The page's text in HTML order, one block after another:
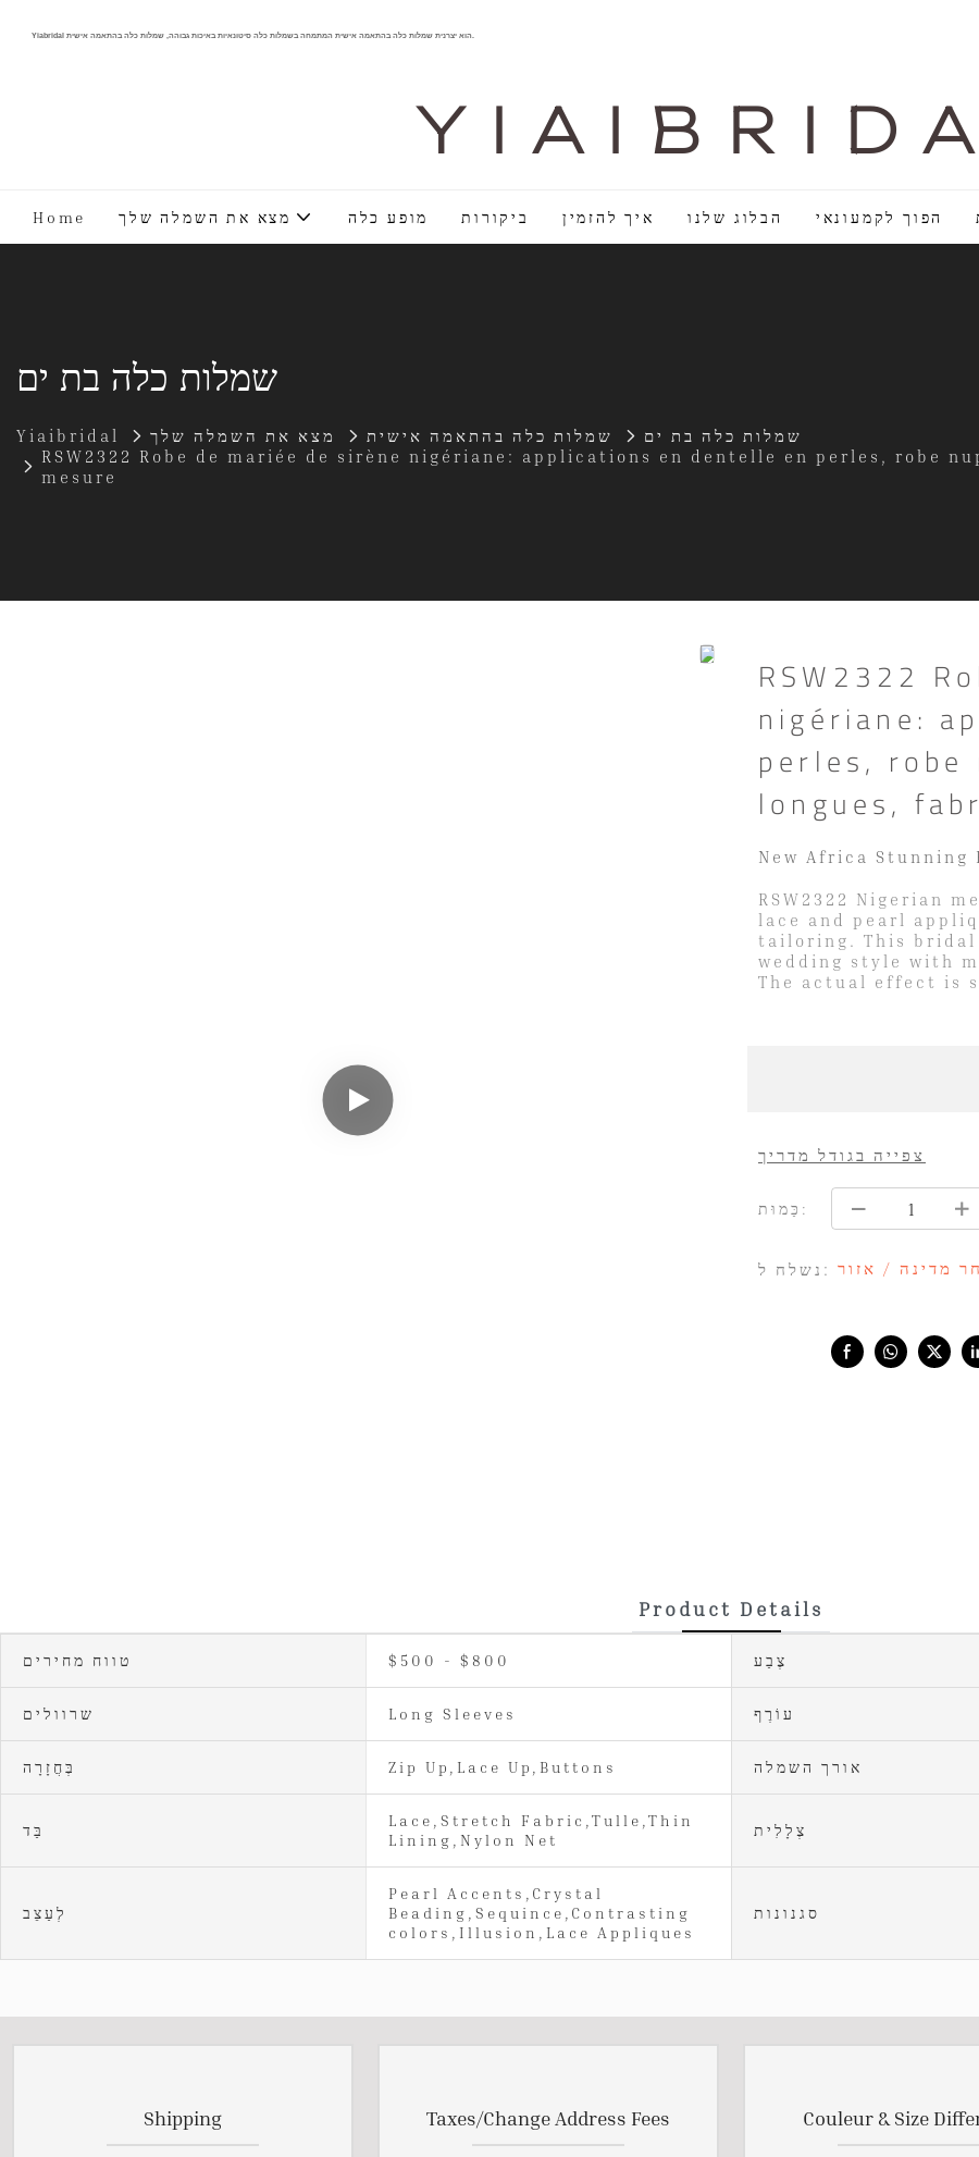
Yiabridal הוא יצרנית שמלות כלה בהתאמה אישית המתמחה בשמלות כלה סיטונאיות באיכות גבוהה, שמלות כלה בהתאמה אישית.
Y I A I B R I D
Home מצא את השמלה שלך מופע כלה ביקורות איך להזמין הבלוג שלנו הפוך לקמעונאי
שמלות כלה בת ים
Yiaibridal מצא את השמלה שלך שמלות כלה בהתאמה אישית
שמלות כלה בת ים
RSW2322 Robe de mariée de sirène nigériane: applications en dentelle en perles, robe
mesure
RSW2322
nigériane:
perles, robe
longues,
New Africa Stunning
RSW2322 Nigerian
lace and pearl
tailoring. This bridal
wedding style with
The actual effect is
כַּמוּת:
נשלח ל: מדינה / אזור
צפייה בגודל מדריך
Product Details
טווח מחירים $500 - $800 צֶבַע
שרוולים Long Sleeves עוֹרֶף
בְּחֲזָרָה Zip Up,Lace Up,Buttons אורך השמלה
בַּד
Lace,Stretch Fabric,Tulle,Thin
Lining,Nylon Net
צְלָלִית
לְעַצֵב
Pearl Accents,Crystal
Beading,Sequince,Contrasting
colors,Illusion,Lace Appliques
סגנונות
Shipping Taxes/Change Address Fees Couleur & Size